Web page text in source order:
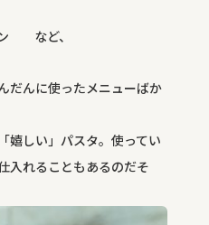
ン など、
だんに使ったメニューばか
嬉しい」パスタ。使ってい
入れることもあるのだそ